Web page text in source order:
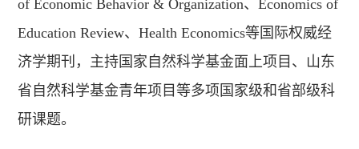
of Economic Behavior & Organization、Economics of
Education Review、Health Economics等国际权威经
济学期刊，主持国家自然科学基金面上项目、山东
省自然科学基金青年项目等多项国家级和省部级科
研课题。